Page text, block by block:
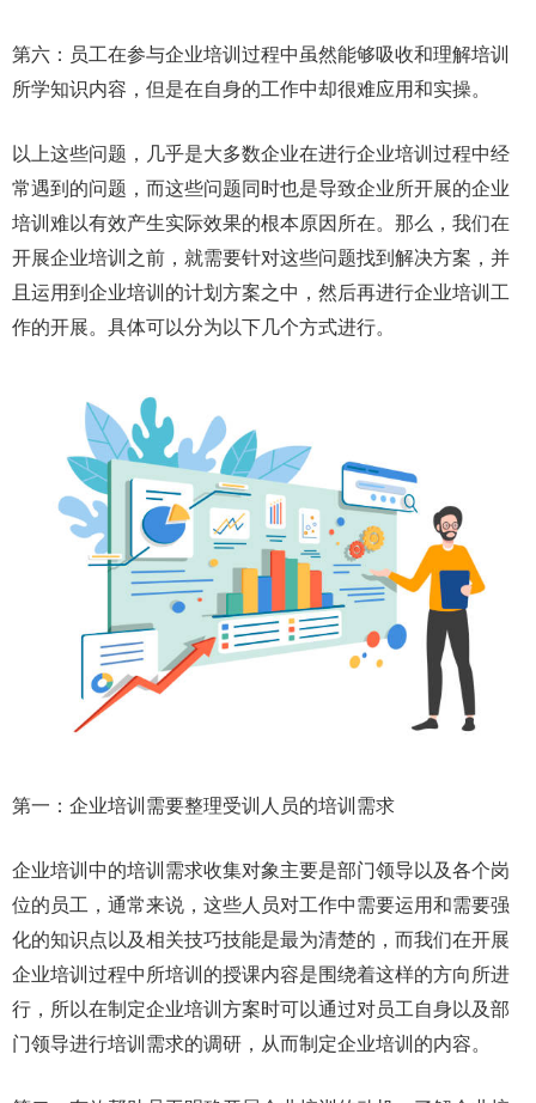
第六：员工在参与企业培训过程中虽然能够吸收和理解培训
所学知识内容，但是在自身的工作中却很难应用和实操。
以上这些问题，几乎是大多数企业在进行企业培训过程中经
常遇到的问题，而这些问题同时也是导致企业所开展的企业
培训难以有效产生实际效果的根本原因所在。那么，我们在
开展企业培训之前，就需要针对这些问题找到解决方案，并
且运用到企业培训的计划方案之中，然后再进行企业培训工
作的开展。具体可以分为以下几个方式进行。
第一：企业培训需要整理受训人员的培训需求
企业培训中的培训需求收集对象主要是部门领导以及各个岗
位的员工，通常来说，这些人员对工作中需要运用和需要强
化的知识点以及相关技巧技能是最为清楚的，而我们在开展
企业培训过程中所培训的授课内容是围绕着这样的方向所进
行，所以在制定企业培训方案时可以通过对员工自身以及部
门领导进行培训需求的调研，从而制定企业培训的内容。